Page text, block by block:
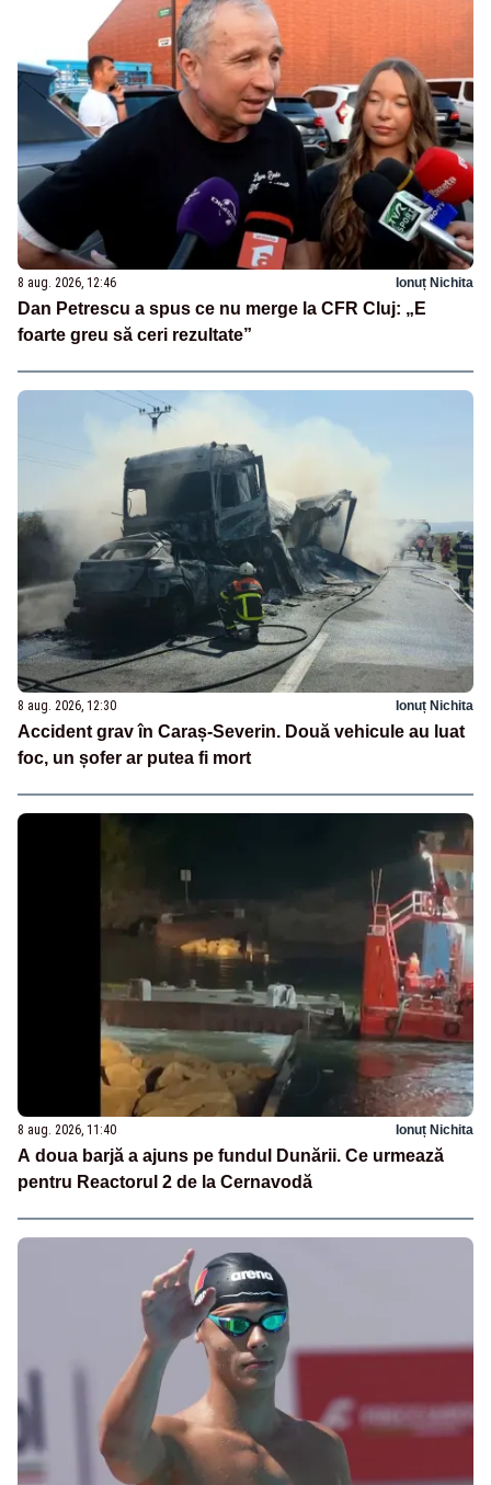
8 aug. 2026, 12:46 Ionuț Nichita
Dan Petrescu a spus ce nu merge la CFR Cluj: „E
foarte greu să ceri rezultate”
8 aug. 2026, 12:30 Ionuț Nichita
Accident grav în Caraș-Severin. Două vehicule au luat
foc, un șofer ar putea fi mort
8 aug. 2026, 11:40 Ionuț Nichita
A doua barjă a ajuns pe fundul Dunării. Ce urmează
pentru Reactorul 2 de la Cernavodă